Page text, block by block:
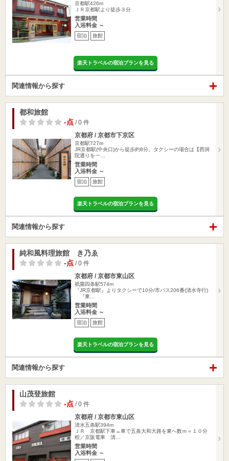
京都駅426m
ＪＲ京都駅より徒歩３分
営業時間
入浴料金 ～
宿泊 旅館
楽天トラベルの宿泊プランを見る
関連情報から探す
都和旅館
-点 / 0 件
京都府 / 京都市下京区
京都駅727m
JR京都駅(中央口)から徒歩約8分。タクシーの場合は【西洞
院通りを一…
営業時間
入浴料金 ～
宿泊 旅館
楽天トラベルの宿泊プランを見る
関連情報から探す
純和風料理旅館 き乃ゑ
-点 / 0 件
京都府 / 京都市東山区
祇園四条駅574m
『JR京都駅』よりタクシーで10分/市バス206番(清水寺行)
『東…
営業時間
入浴料金 ～
宿泊 旅館
楽天トラベルの宿泊プランを見る
関連情報から探す
山茂登旅館
-点 / 0 件
京都府 / 京都市東山区
清水五条駅394m
ＪＲ 京都駅下車→車で五条大和大路を東へ数ｍ＝１０分
程／京阪電車 清…
営業時間
入浴料金 ～